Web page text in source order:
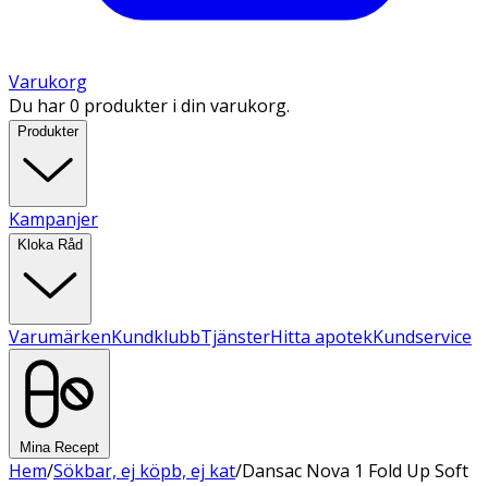
Varukorg
Du har 0 produkter i din varukorg.
Produkter
Kampanjer
Kloka Råd
VarumärkenKundklubbTjänsterHitta apotekKundservice
Mina Recept
Hem/Sökbar, ej köpb, ej kat/Dansac Nova 1 Fold Up Soft